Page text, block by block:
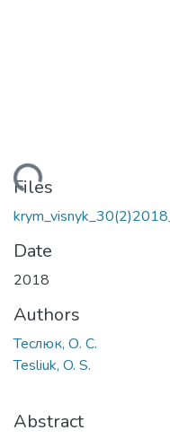
Files
Date
2018
Authors
Теслюк, О. С.
Tesliuk, O. S.
Abstract